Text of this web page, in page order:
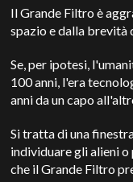
Il Grande Filtro è
spazio e dalla brevità
Se, per ipotesi,
100 anni, l'era
anni da un capo
Si tratta di una
individuare gli alieni
che il Grande Filtro